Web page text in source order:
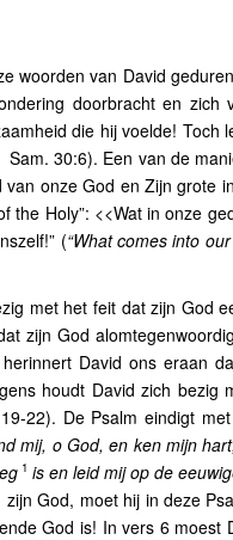
woorden van David
doorbracht en zich
die hij voelde! Toch
30:6). Een van de
onze God en Zijn grote
the Holy”: <<Wat in onze
(“What comes into
met het feit dat zijn God
zijn God
David ons eraan
houdt David zich
22). De Psalm eindigt
mij, o God, en ken mijn
1 is en leid mij op de
God, moet hij in deze
God is! In vers 6 moest